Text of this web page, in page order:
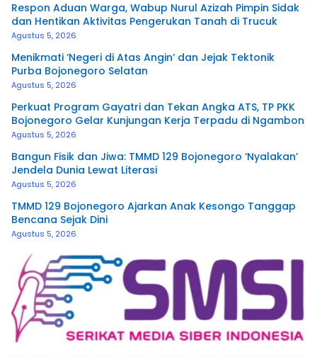
Respon Aduan Warga, Wabup Nurul Azizah Pimpin Sidak
dan Hentikan Aktivitas Pengerukan Tanah di Trucuk
Agustus 5, 2026
Menikmati ‘Negeri di Atas Angin’ dan Jejak Tektonik
Purba Bojonegoro Selatan
Agustus 5, 2026
Perkuat Program Gayatri dan Tekan Angka ATS, TP PKK
Bojonegoro Gelar Kunjungan Kerja Terpadu di Ngambon
Agustus 5, 2026
Bangun Fisik dan Jiwa: TMMD 129 Bojonegoro ‘Nyalakan’
Jendela Dunia Lewat Literasi
Agustus 5, 2026
TMMD 129 Bojonegoro Ajarkan Anak Kesongo Tanggap
Bencana Sejak Dini
Agustus 5, 2026